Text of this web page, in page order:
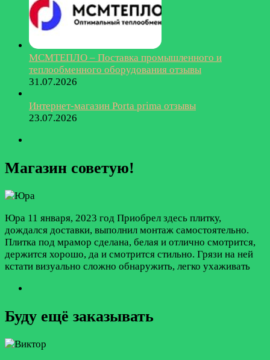
МСМТЕПЛО – Поставка промышленного и
теплообменного оборудования отзывы
31.07.2026
Интернет-магазин Porta prima отзывы
23.07.2026
Магазин советую!
Юра 11 января, 2023 год Приобрел здесь плитку,
дождался доставки, выполнил монтаж самостоятельно.
Плитка под мрамор сделана, белая и отлично смотрится,
держится хорошо, да и смотрится стильно. Грязи на ней
кстати визуально сложно обнаружить, легко ухаживать
Буду ещё заказывать